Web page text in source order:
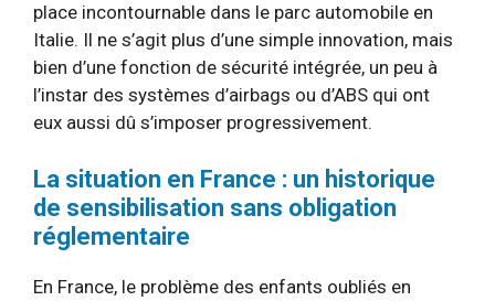
place incontournable dans le parc automobile en
Italie. Il ne s’agit plus d’une simple innovation, mais
bien d’une fonction de sécurité intégrée, un peu à
l’instar des systèmes d’airbags ou d’ABS qui ont
eux aussi dû s’imposer progressivement.
La situation en France : un historique
de sensibilisation sans obligation
réglementaire
En France, le problème des enfants oubliés en